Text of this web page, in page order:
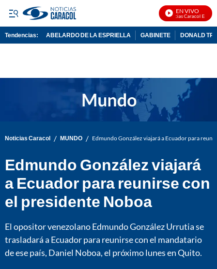
EN VIVO
Noticias Caracol En Vivo
Tendencias: ABELARDO DE LA ESPRIELLA GABINETE DONALD
Noticias Caracol / MUNDO / Edmundo González viajará a Ecuador para
Edmundo González viajará
a Ecuador para reunirse con
el presidente Noboa
El opositor venezolano Edmundo González Urrutia se
trasladará a Ecuador para reunirse con el mandatario
de ese país, Daniel Noboa, el próximo lunes en Quito.